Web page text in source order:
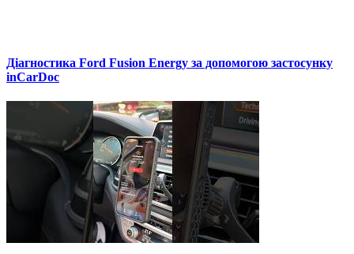
Діагностика Ford Fusion Energy за допомогою застосунку
inCarDoc